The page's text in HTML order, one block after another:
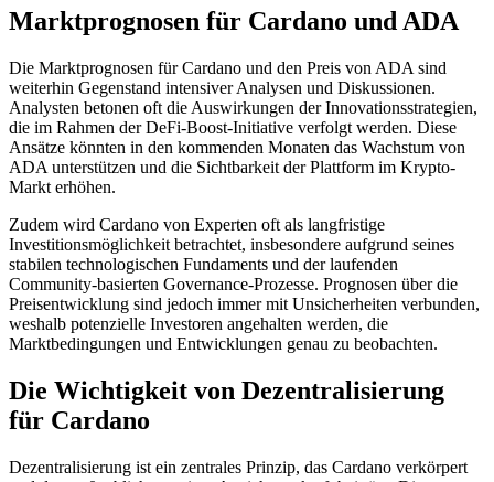
Marktprognosen für Cardano und ADA
Die Marktprognosen für Cardano und den Preis von ADA sind
weiterhin Gegenstand intensiver Analysen und Diskussionen.
Analysten betonen oft die Auswirkungen der Innovationsstrategien,
die im Rahmen der DeFi-Boost-Initiative verfolgt werden. Diese
Ansätze könnten in den kommenden Monaten das Wachstum von
ADA unterstützen und die Sichtbarkeit der Plattform im Krypto-
Markt erhöhen.
Zudem wird Cardano von Experten oft als langfristige
Investitionsmöglichkeit betrachtet, insbesondere aufgrund seines
stabilen technologischen Fundaments und der laufenden
Community-basierten Governance-Prozesse. Prognosen über die
Preisentwicklung sind jedoch immer mit Unsicherheiten verbunden,
weshalb potenzielle Investoren angehalten werden, die
Marktbedingungen und Entwicklungen genau zu beobachten.
Die Wichtigkeit von Dezentralisierung
für Cardano
Dezentralisierung ist ein zentrales Prinzip, das Cardano verkörpert